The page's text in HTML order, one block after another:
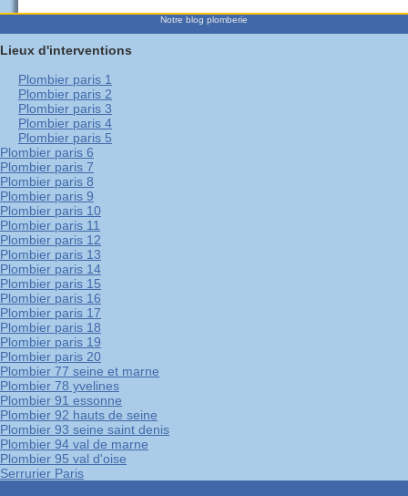
Notre blog plomberie
Lieux d'interventions
Plombier paris 1
Plombier paris 2
Plombier paris 3
Plombier paris 4
Plombier paris 5
Plombier paris 6
Plombier paris 7
Plombier paris 8
Plombier paris 9
Plombier paris 10
Plombier paris 11
Plombier paris 12
Plombier paris 13
Plombier paris 14
Plombier paris 15
Plombier paris 16
Plombier paris 17
Plombier paris 18
Plombier paris 19
Plombier paris 20
Plombier 77 seine et marne
Plombier 78 yvelines
Plombier 91 essonne
Plombier 92 hauts de seine
Plombier 93 seine saint denis
Plombier 94 val de marne
Plombier 95 val d'oise
Serrurier Paris